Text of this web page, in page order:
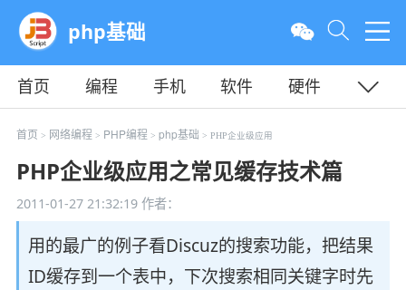
php基础
首页 编程 手机 软件
硬件
教程
平面 服务器
首页 > 网络编程 > PHP编程 > php基础 > PHP企业级应用
PHP企业级应用之常见缓存技术篇
2011-01-27 21:32:19作者：
用的最广的例子看Discuz的搜索功能，把结果
ID缓存到一个表中，下次搜索相同关键字时先